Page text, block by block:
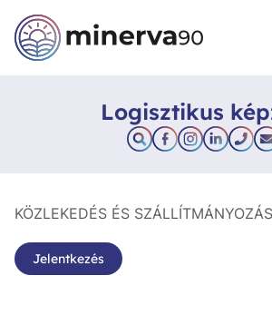
Logisztikus
KÖZLEKEDÉS ÉS
Jelentkezés